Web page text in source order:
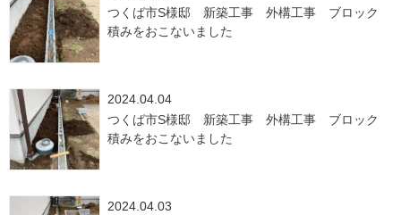
つくば市S様邸 新築工事 外構工事 ブロック
積みをおこないました
2024.04.04
つくば市S様邸 新築工事 外構工事 ブロック
積みをおこないました
2024.04.03